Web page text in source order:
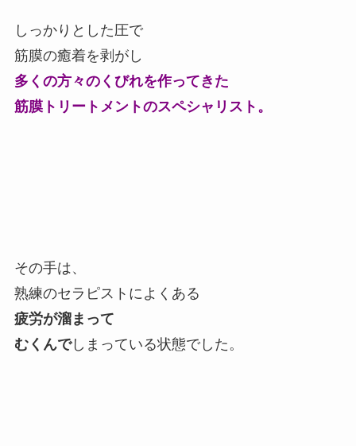
しっかりとした圧で
筋膜の癒着を剥がし
多くの方々のくびれを作ってきた
筋膜トリートメントのスペシャリスト。
その手は、
熟練のセラピストによくある
疲労が溜まって
むくんでしまっている状態でした。